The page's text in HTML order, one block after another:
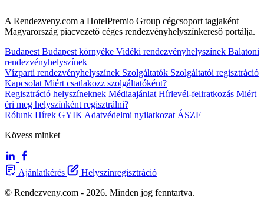
A Rendezveny.com a HotelPremio Group cégcsoport tagjaként
Magyarország piacvezető céges rendezvényhelyszínkereső portálja.
Budapest Budapest környéke Vidéki rendezvényhelyszínek Balatoni
rendezvényhelyszínek
Vízparti rendezvényhelyszínek Szolgáltatók Szolgáltatói regisztráció
Kapcsolat Miért csatlakozz szolgáltatóként?
Regisztráció helyszíneknek Médiaajánlat Hírlevél-feliratkozás Miért
éri meg helyszínként regisztrálni?
Rólunk Hírek GYIK Adatvédelmi nyilatkozat ÁSZF
Kövess minket
Ajánlatkérés
Helyszínregisztráció
© Rendezveny.com - 2026. Minden jog fenntartva.